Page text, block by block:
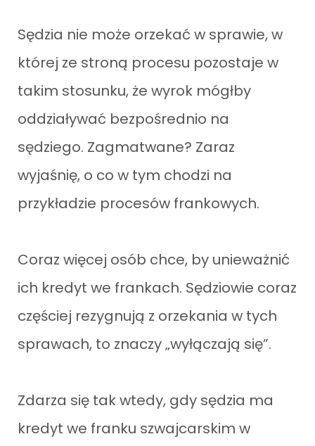
Sędzia nie może orzekać w sprawie, w
której ze stroną procesu pozostaje w
takim stosunku, że wyrok mógłby
oddziaływać bezpośrednio na
sędziego. Zagmatwane? Zaraz
wyjaśnię, o co w tym chodzi na
przykładzie procesów frankowych.
Coraz więcej osób chce, by unieważnić
ich kredyt we frankach. Sędziowie coraz
częściej rezygnują z orzekania w tych
sprawach, to znaczy „wyłączają się”.
Zdarza się tak wtedy, gdy sędzia ma
kredyt we franku szwajcarskim w